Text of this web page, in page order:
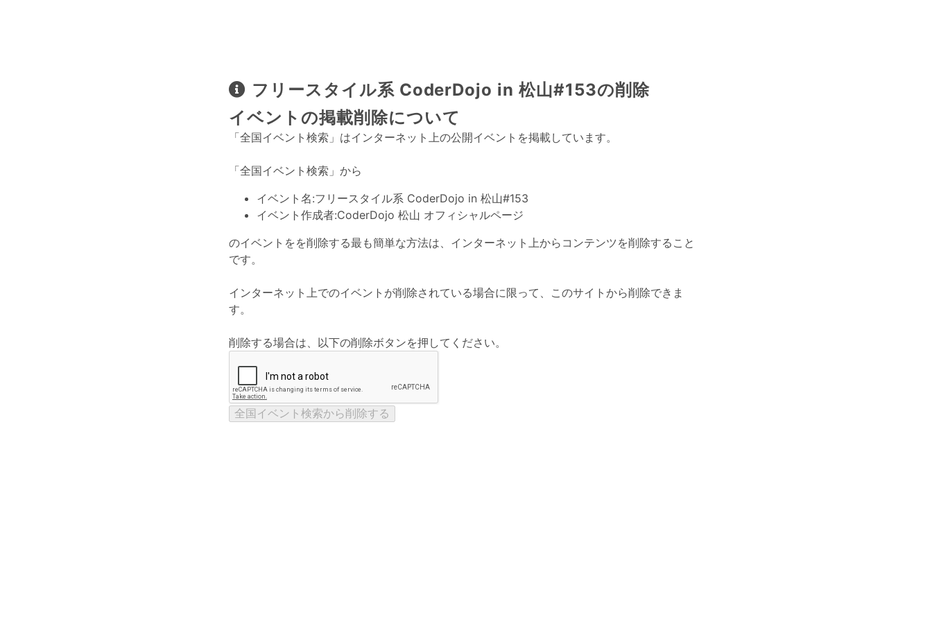
フリースタイル系 CoderDojo in 松山#153の削除
イベントの掲載削除について
「全国イベント検索」はインターネット上の公開イベントを掲載しています。
「全国イベント検索」から
イベント名:フリースタイル系 CoderDojo in 松山#153
イベント作成者:CoderDojo 松山 オフィシャルページ
のイベントをを削除する最も簡単な方法は、インターネット上からコンテンツを削除すること
です。
インターネット上でのイベントが削除されている場合に限って、このサイトから削除できま
す。
削除する場合は、以下の削除ボタンを押してください。
全国イベント検索から削除する